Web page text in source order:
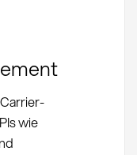
wie